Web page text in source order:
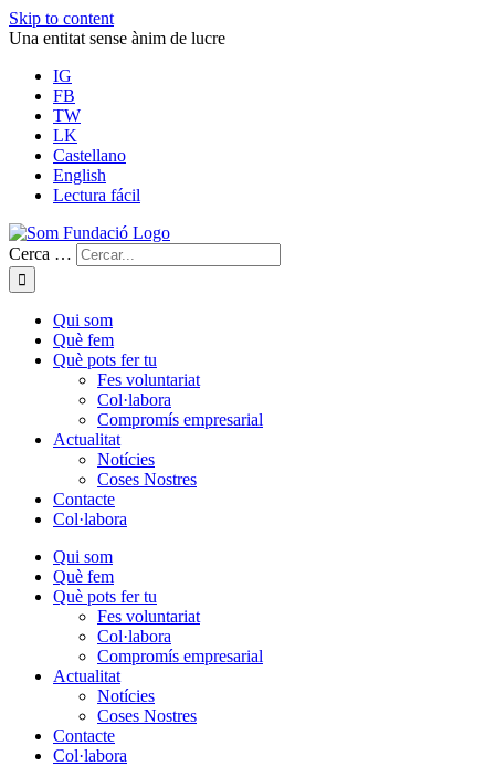
Skip to content
Una entitat sense ànim de lucre
IG
FB
TW
LK
Castellano
English
Lectura fácil
Cerca …
Qui som
Què fem
Què pots fer tu
Fes voluntariat
Col·labora
Compromís empresarial
Actualitat
Notícies
Coses Nostres
Contacte
Col·labora
Qui som
Què fem
Què pots fer tu
Fes voluntariat
Col·labora
Compromís empresarial
Actualitat
Notícies
Coses Nostres
Contacte
Col·labora